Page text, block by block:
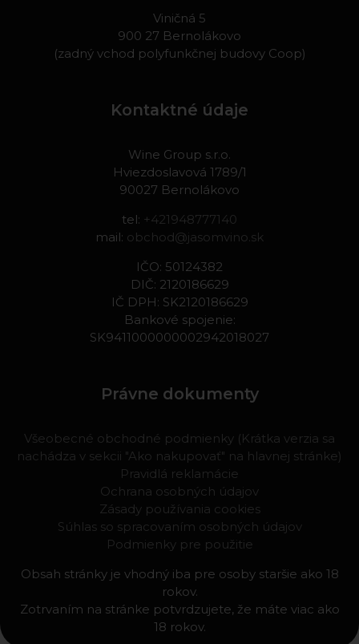
Viničná 5
900 27 Bernolákovo
(zadný vchod polyfunkčnej budovy Coop)
Kontaktné údaje
Wine Group s.r.o.
Hviezdoslavová 1789/1
90027 Bernolákovo
tel: +421948777140
mail: obchod@jasomvino.sk
IČO: 50124382
DIČ: 2120186629
IČ DPH: SK2120186629
Bankové spojenie:
SK9411000000002942018027
Právne dokumenty
Všeobecné obchodné podmienky (Krátka verzia sa
nachádza v sekcii "Ako nakupovať" na hlavnej stránke)
Pravidlá reklamácie
Ochrana osobných údajov
Zásady používania cookies
Súhlas so spracovaním osobných údajov
Podmienky pre použitie
Obsah stránky je vhodný iba pre osoby staršie ako 18
rokov.
Zotrvaním na stránke potvrdzujete, že máte viac ako
18 rokov.